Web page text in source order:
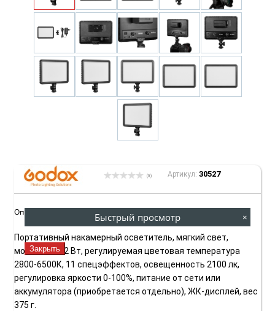
(0) Артикул: 30527
Описание товара:
Портативный накамерный осветитель, мягкий свет,
мощность 22 Вт, регулируемая цветовая температура
2800-6500К, 11 спецэффектов, освещенность 2100 лк,
регулировка яркости 0-100%, питание от сети или
аккумулятора (приобретается отдельно), ЖК-дисплей, вес
375 г.
Быстрый просмотр ×
Закрыть